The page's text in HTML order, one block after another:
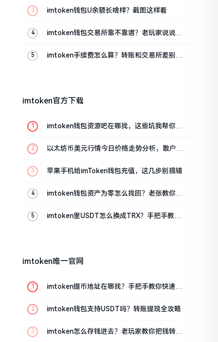
imtoken钱包U余额长啥样？截图这样看
imtoken钱包交易所靠不靠谱？老玩家说说心
imtoken手续费怎么算？转账和交易所差别大
imtoken官方下载
imtoken钱包资源吧在哪找，这些坑我帮你趟
以太坊币美元行情今日价格走势分析，散户如
苹果手机给imToken钱包充值，这几步别搞错
imtoken钱包资产为零怎么找回？老张教你几
imtoken里USDT怎么换成TRX？手把手教你
imtoken唯一官网
imtoken提币地址在哪找？手把手教你快速查
imtoken钱包支持USDT吗？转账提现全攻略
imtoken怎么存钱进去？老玩家教你把钱转进